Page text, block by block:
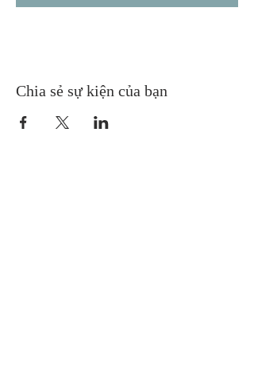
Chia sẻ sự kiện của bạn